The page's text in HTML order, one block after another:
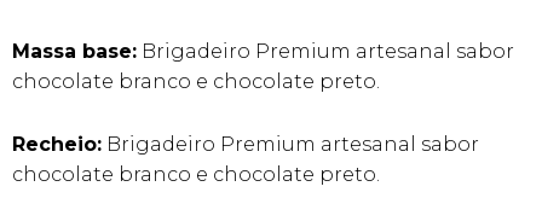
Massa base: Brigadeiro Premium artesanal sabor
chocolate branco e chocolate preto.
Recheio: Brigadeiro Premium artesanal sabor
chocolate branco e chocolate preto.